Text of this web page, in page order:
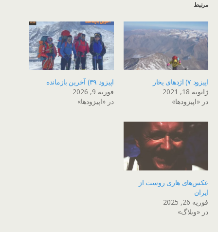
مرتبط
اپیزود ۷) اژدهای یخار
ژانویه 18, 2021
در «اپیزودها»
اپیزود ۳۹) آخرین بازمانده
فوریه 9, 2026
در «اپیزودها»
عکس‌های هاری روست از
ایران
فوریه 26, 2025
در «وبلاگ»